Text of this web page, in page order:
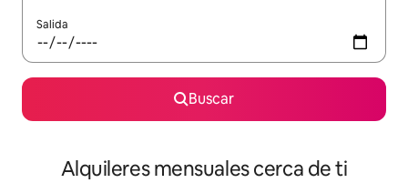
Salida
Buscar
Alquileres mensuales cerca de ti